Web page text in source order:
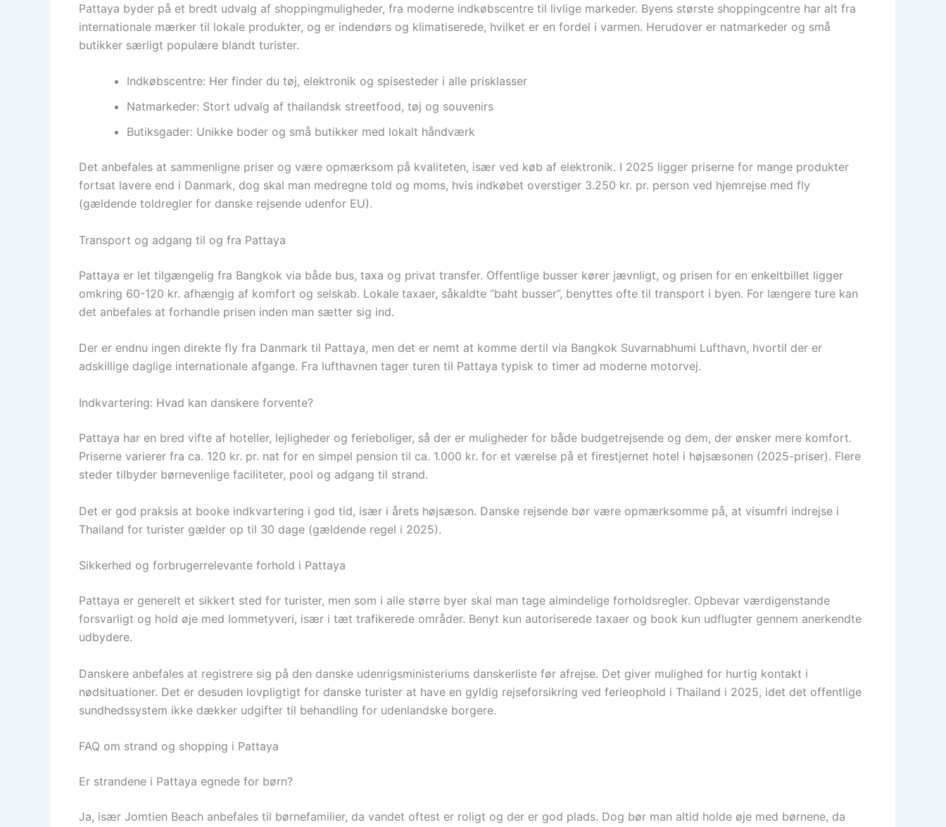
Pattaya byder på et bredt udvalg af shoppingmuligheder, fra moderne indkøbscentre til livlige markeder. Byens største shoppingcentre har alt fra
internationale mærker til lokale produkter, og er indendørs og klimatiserede, hvilket er en fordel i varmen. Herudover er natmarkeder og små
butikker særligt populære blandt turister.
Indkøbscentre: Her finder du tøj, elektronik og spisesteder i alle prisklasser
Natmarkeder: Stort udvalg af thailandsk streetfood, tøj og souvenirs
Butiksgader: Unikke boder og små butikker med lokalt håndværk
Det anbefales at sammenligne priser og være opmærksom på kvaliteten, især ved køb af elektronik. I 2025 ligger priserne for mange produkter
fortsat lavere end i Danmark, dog skal man medregne told og moms, hvis indkøbet overstiger 3.250 kr. pr. person ved hjemrejse med fly
(gældende toldregler for danske rejsende udenfor EU).
Transport og adgang til og fra Pattaya
Pattaya er let tilgængelig fra Bangkok via både bus, taxa og privat transfer. Offentlige busser kører jævnligt, og prisen for en enkeltbillet ligger
omkring 60-120 kr. afhængig af komfort og selskab. Lokale taxaer, såkaldte “baht busser”, benyttes ofte til transport i byen. For længere ture kan
det anbefales at forhandle prisen inden man sætter sig ind.
Der er endnu ingen direkte fly fra Danmark til Pattaya, men det er nemt at komme dertil via Bangkok Suvarnabhumi Lufthavn, hvortil der er
adskillige daglige internationale afgange. Fra lufthavnen tager turen til Pattaya typisk to timer ad moderne motorvej.
Indkvartering: Hvad kan danskere forvente?
Pattaya har en bred vifte af hoteller, lejligheder og ferieboliger, så der er muligheder for både budgetrejsende og dem, der ønsker mere komfort.
Priserne varierer fra ca. 120 kr. pr. nat for en simpel pension til ca. 1.000 kr. for et værelse på et firestjernet hotel i højsæsonen (2025-priser). Flere
steder tilbyder børnevenlige faciliteter, pool og adgang til strand.
Det er god praksis at booke indkvartering i god tid, især i årets højsæson. Danske rejsende bør være opmærksomme på, at visumfri indrejse i
Thailand for turister gælder op til 30 dage (gældende regel i 2025).
Sikkerhed og forbrugerrelevante forhold i Pattaya
Pattaya er generelt et sikkert sted for turister, men som i alle større byer skal man tage almindelige forholdsregler. Opbevar værdigenstande
forsvarligt og hold øje med lommetyveri, især i tæt trafikerede områder. Benyt kun autoriserede taxaer og book kun udflugter gennem anerkendte
udbydere.
Danskere anbefales at registrere sig på den danske udenrigsministeriums danskerliste før afrejse. Det giver mulighed for hurtig kontakt i
nødsituationer. Det er desuden lovpligtigt for danske turister at have en gyldig rejseforsikring ved ferieophold i Thailand i 2025, idet det offentlige
sundhedssystem ikke dækker udgifter til behandling for udenlandske borgere.
FAQ om strand og shopping i Pattaya
Er strandene i Pattaya egnede for børn?
Ja, især Jomtien Beach anbefales til børnefamilier, da vandet oftest er roligt og der er god plads. Dog bør man altid holde øje med børnene, da